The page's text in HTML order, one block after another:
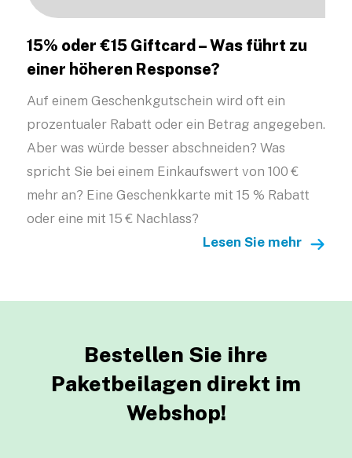
15% oder €15 Giftcard – Was führt zu
einer höheren Response?
Auf einem Geschenkgutschein wird oft ein
prozentualer Rabatt oder ein Betrag angegeben.
Aber was würde besser abschneiden? Was
spricht Sie bei einem Einkaufswert von 100 €
mehr an? Eine Geschenkkarte mit 15 % Rabatt
oder eine mit 15 € Nachlass?
Lesen Sie mehr
Bestellen Sie ihre
Paketbeilagen direkt im
Webshop!